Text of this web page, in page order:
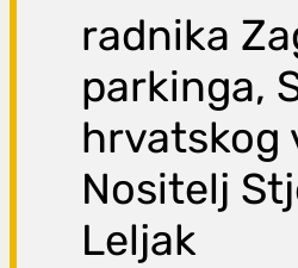
radnika
parkinga,
hrvatskog
Nositelj
Leljak